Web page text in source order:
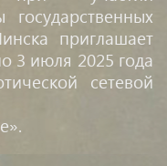
приглашает
3 июля 2025 года
сетевой